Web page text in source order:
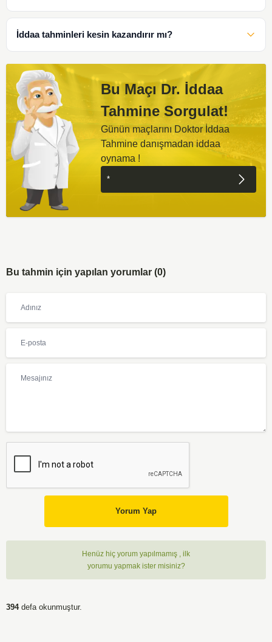
İddaa tahminleri kesin kazandırır mı?
Bu Maçı Dr. İddaa
Tahmine Sorgulat!
Günün maçlarını Doktor İddaa
Tahmine danışmadan iddaa
oynama !
Bu tahmin için yapılan yorumlar (0)
Yorum Yap
Henüz hiç yorum yapılmamış , ilk
yorumu yapmak ister misiniz?
394defa okunmuştur.